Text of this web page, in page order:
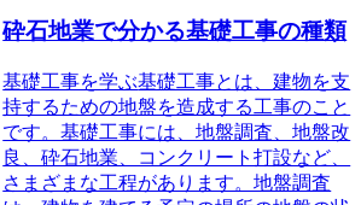
砕石地業で分かる基礎工事の種類
基礎工事を学ぶ基礎工事とは、建物を支
持するための地盤を造成する工事のこと
です。基礎工事には、地盤調査、地盤改
良、砕石地業、コンクリート打設など、
さまざまな工程があります。地盤調査